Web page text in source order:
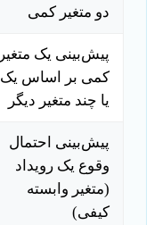
دو متغیر کمی
پیش‌بینی یک متغیر
کمی بر اساس یک
یا چند متغیر دیگر
پیش‌بینی احتمال
وقوع یک رویداد
(متغیر وابسته
کیفی)